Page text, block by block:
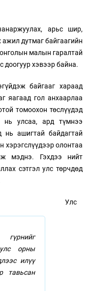
арьс шир,
дутмаг байгаагийн
малын гаралтай
доогуур хэвээр байна.
байгааг хараад
яагаад гол анхаарлаа
томоохон төслүүдэд
нь улсаа, ард түмнээ
нь ашигтай байдагтай
хэрэгслүүдээр олонтаа
мэднэ. Гэхдээ нийт
сэтгэл улс төрчдөд
орны
илүү
тавьсан
Улс